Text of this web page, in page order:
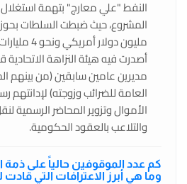
النفط "علي معارج" بتهمة
مليون
أصدرت فيه هيئة النزاهة
مديرين عامين سابقين (من بينهم
العامة للضرائب وزوجته)
الأموال وتزوير المحاضر الرسمية
والتلاعب بالعقود الحكومية.
كم عدد الموقوفين حالياً على ذمة
وما هي أبرز الاعترافات التي